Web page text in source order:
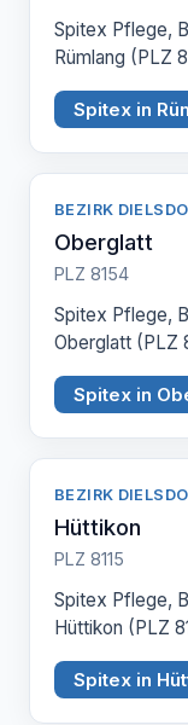
Spitex Pflege,
Rümlang (PLZ
Spitex in
BEZIRK
Oberglatt
PLZ 8154
Spitex Pflege,
Oberglatt (PLZ
Spitex in
BEZIRK
Hüttikon
PLZ 8115
Spitex Pflege,
Hüttikon (PLZ
Spitex in